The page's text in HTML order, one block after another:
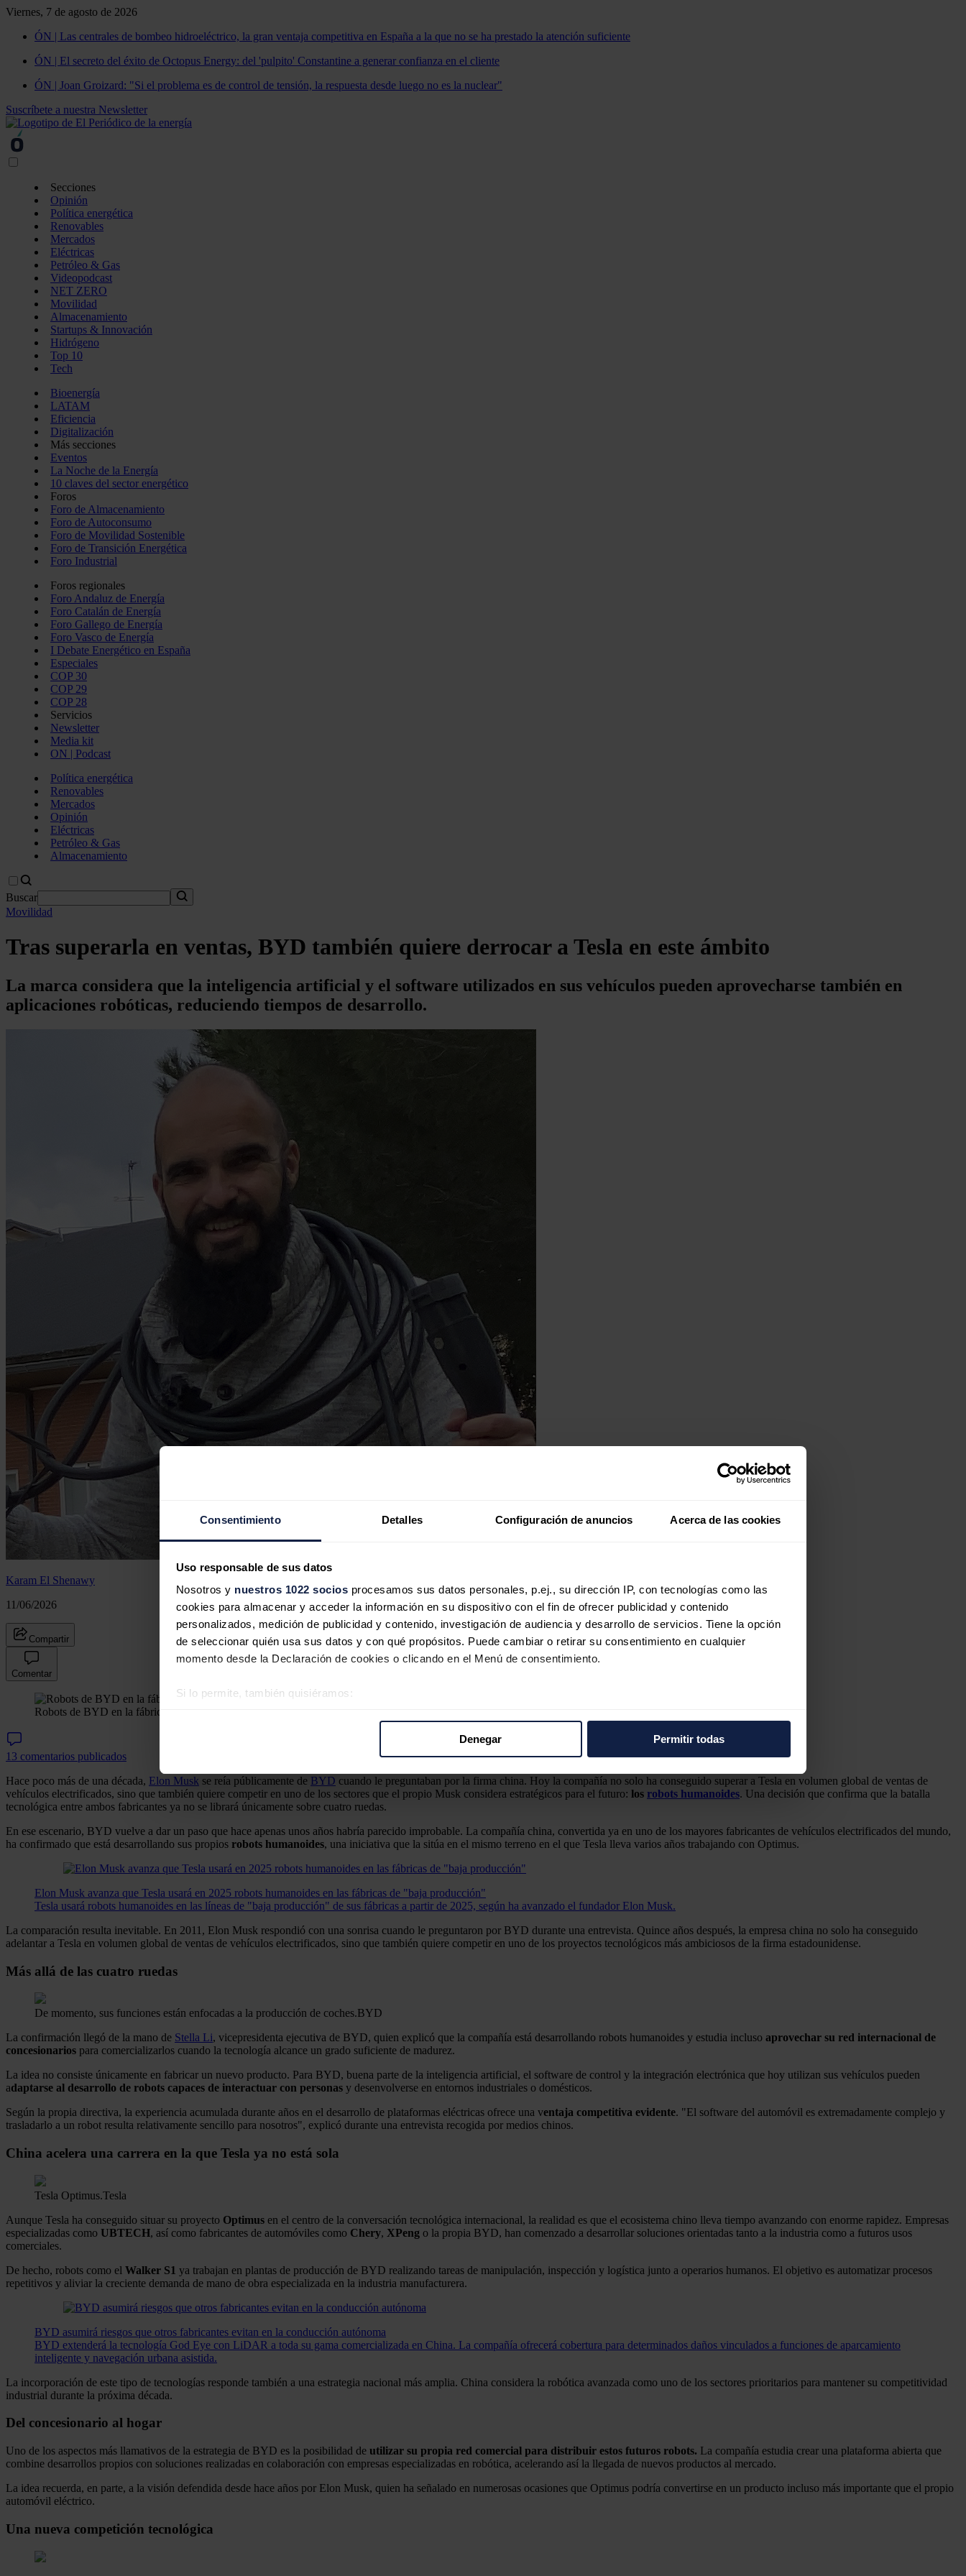
Consentimiento Detalles Configuración de anuncios Acerca de las cookies
Uso responsable de sus datos
Nosotros y nuestros 1022 socios procesamos sus datos personales, p.ej., su dirección IP, con tecnologías como las
cookies para almacenar y acceder la información en su dispositivo con el fin de ofrecer publicidad y contenido
personalizados, medición de publicidad y contenido, investigación de audiencia y desarrollo de servicios. Tiene la opción
de seleccionar quién usa sus datos y con qué propósitos. Puede cambiar o retirar su consentimiento en cualquier
momento desde la Declaración de cookies o clicando en el Menú de consentimiento.
Si lo permite, también quisiéramos:
Las cookies de este sitio web se usan para personalizar el contenido y los anuncios, ofrecer funciones de redes sociales
redes sociales, publicidad y análisis web, quienes pueden combinarla con otra información que les haya proporcionado o
que hayan recopilado a partir del uso que haya hecho de sus servicios.
Denegar Permitir todas
Viernes, 7 de agosto de 2026
ÓN | Las centrales de bombeo hidroeléctrico, la gran ventaja competitiva en España a la que no se ha prestado la atención suficiente
ÓN | El secreto del éxito de Octopus Energy: del 'pulpito' Constantine a generar confianza en el cliente
ÓN | Joan Groizard: "Si el problema es de control de tensión, la respuesta desde luego no es la nuclear"
Suscríbete a nuestra Newsletter
Secciones
Opinión
Política energética
Renovables
Mercados
Eléctricas
Petróleo & Gas
Videopodcast
NET ZERO
Movilidad
Almacenamiento
Startups & Innovación
Hidrógeno
Top 10
Tech
Bioenergía
LATAM
Eficiencia
Digitalización
Más secciones
Eventos
La Noche de la Energía
10 claves del sector energético
Foros
Foro de Almacenamiento
Foro de Autoconsumo
Foro de Movilidad Sostenible
Foro de Transición Energética
Foro Industrial
Foros regionales
Foro Andaluz de Energía
Foro Catalán de Energía
Foro Gallego de Energía
Foro Vasco de Energía
I Debate Energético en España
Especiales
COP 30
COP 29
COP 28
Servicios
Newsletter
Media kit
ON | Podcast
Política energética
Renovables
Mercados
Opinión
Eléctricas
Petróleo & Gas
Almacenamiento
Buscar
Movilidad
Tras superarla en ventas, BYD también quiere derrocar a Tesla en este ámbito
La marca considera que la inteligencia artificial y el software utilizados en sus vehículos pueden aprovecharse también en
aplicaciones robóticas, reduciendo tiempos de desarrollo.
Karam El Shenawy
11/06/2026
Compartir
Comentar
Robots de BYD en la fábrica.
13 comentarios publicados
Hace poco más de una década, Elon Musk se reía públicamente de BYD cuando le preguntaban por la firma china. Hoy la compañía no solo ha conseguido superar a Tesla en volumen global de ventas de
vehículos electrificados, sino que también quiere competir en uno de los sectores que el propio Musk considera estratégicos para el futuro: los robots humanoides. Una decisión que confirma que la batalla
tecnológica entre ambos fabricantes ya no se librará únicamente sobre cuatro ruedas.
En ese escenario, BYD vuelve a dar un paso que hace apenas unos años habría parecido improbable. La compañía china, convertida ya en uno de los mayores fabricantes de vehículos electrificados del mundo,
ha confirmado que está desarrollando sus propios robots humanoides, una iniciativa que la sitúa en el mismo terreno en el que Tesla lleva varios años trabajando con Optimus.
Elon Musk avanza que Tesla usará en 2025 robots humanoides en las fábricas de "baja producción"
Tesla usará robots humanoides en las líneas de "baja producción" de sus fábricas a partir de 2025, según ha avanzado el fundador Elon Musk.
La comparación resulta inevitable. En 2011, Elon Musk respondió con una sonrisa cuando le preguntaron por BYD durante una entrevista. Quince años después, la empresa china no solo ha conseguido
adelantar a Tesla en volumen global de ventas de vehículos electrificados, sino que también quiere competir en uno de los proyectos tecnológicos más ambiciosos de la firma estadounidense.
Más allá de las cuatro ruedas
De momento, sus funciones están enfocadas a la producción de coches.BYD
La confirmación llegó de la mano de Stella Li, vicepresidenta ejecutiva de BYD, quien explicó que la compañía está desarrollando robots humanoides y estudia incluso aprovechar su red internacional de
concesionarios para comercializarlos cuando la tecnología alcance un grado suficiente de madurez.
La idea no consiste únicamente en fabricar un nuevo producto. Para BYD, buena parte de la inteligencia artificial, el software de control y la integración electrónica que hoy utilizan sus vehículos pueden
adaptarse al desarrollo de robots capaces de interactuar con personas y desenvolverse en entornos industriales o domésticos.
Según la propia directiva, la experiencia acumulada durante años en el desarrollo de plataformas eléctricas ofrece una ventaja competitiva evidente. "El software del automóvil es extremadamente complejo y
trasladarlo a un robot resulta relativamente sencillo para nosotros", explicó durante una entrevista recogida por medios chinos.
China acelera una carrera en la que Tesla ya no está sola
Tesla Optimus.Tesla
Aunque Tesla ha conseguido situar su proyecto Optimus en el centro de la conversación tecnológica internacional, la realidad es que el ecosistema chino lleva tiempo avanzando con enorme rapidez. Empresas
especializadas como UBTECH, así como fabricantes de automóviles como Chery, XPeng o la propia BYD, han comenzado a desarrollar soluciones orientadas tanto a la industria como a futuros usos
comerciales.
De hecho, robots como el Walker S1 ya trabajan en plantas de producción de BYD realizando tareas de manipulación, inspección y logística junto a operarios humanos. El objetivo es automatizar procesos
repetitivos y aliviar la creciente demanda de mano de obra especializada en la industria manufacturera.
BYD asumirá riesgos que otros fabricantes evitan en la conducción autónoma
BYD extenderá la tecnología God Eye con LiDAR a toda su gama comercializada en China. La compañía ofrecerá cobertura para determinados daños vinculados a funciones de aparcamiento
inteligente y navegación urbana asistida.
La incorporación de este tipo de tecnologías responde también a una estrategia nacional más amplia. China considera la robótica avanzada como uno de los sectores prioritarios para mantener su competitividad
industrial durante la próxima década.
Del concesionario al hogar
Uno de los aspectos más llamativos de la estrategia de BYD es la posibilidad de utilizar su propia red comercial para distribuir estos futuros robots. La compañía estudia crear una plataforma abierta que
combine desarrollos propios con soluciones realizadas en colaboración con empresas especializadas en robótica, acelerando así la llegada de nuevos productos al mercado.
La idea recuerda, en parte, a la visión defendida desde hace años por Elon Musk, quien ha señalado en numerosas ocasiones que Optimus podría convertirse en un producto incluso más importante que el propio
automóvil eléctrico.
Una nueva competición tecnológica